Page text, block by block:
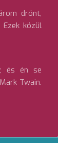
drónt,
közül
és én se
Twain.